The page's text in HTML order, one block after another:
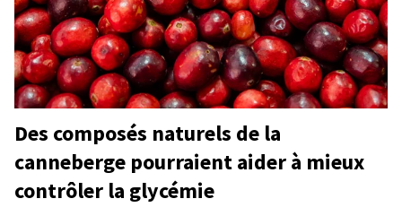
Des composés naturels de la
canneberge pourraient aider à mieux
contrôler la glycémie